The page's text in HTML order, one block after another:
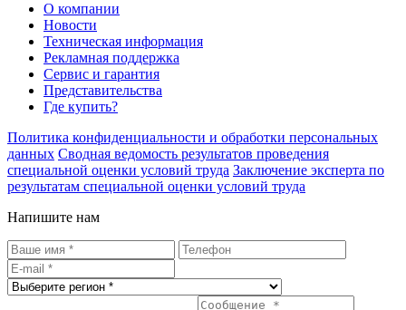
О компании
Новости
Техническая информация
Рекламная поддержка
Сервис и гарантия
Представительства
Где купить?
Политика конфиденциальности и обработки персональных
данных Сводная ведомость результатов проведения
специальной оценки условий труда Заключение эксперта по
результатам специальной оценки условий труда
Напишите нам